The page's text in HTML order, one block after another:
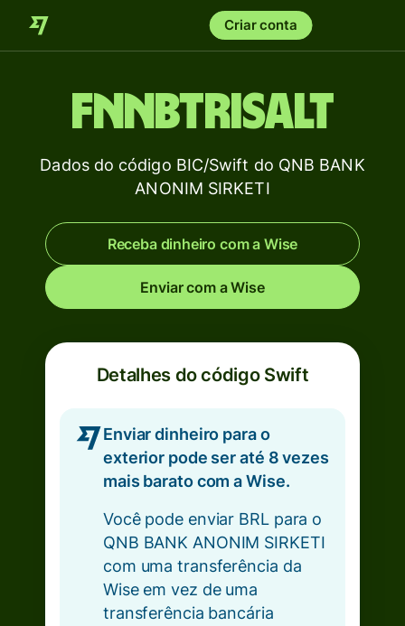
Criar conta
FNNBTRISALT
Dados do código BIC/Swift do QNB BANK
ANONIM SIRKETI
Receba dinheiro com a Wise
Enviar com a Wise
Detalhes do código Swift
Enviar dinheiro para o
exterior pode ser até 8 vezes
mais barato com a Wise.
Você pode enviar BRL para o
QNB BANK ANONIM SIRKETI
com uma transferência da
Wise em vez de uma
transferência bancária